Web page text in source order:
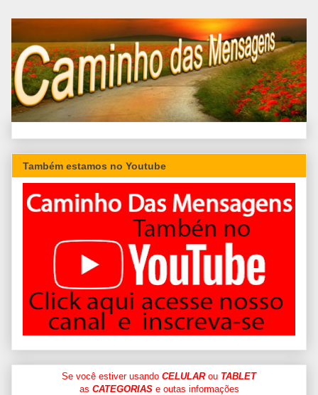
Também estamos no Youtube
Se você estiver usando CELULARou TABLET
as CATEGORIASe outas informações